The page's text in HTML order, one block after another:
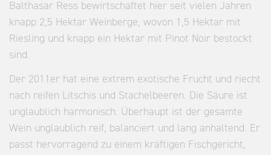
Balthasar Ress bewirtschaftet hier seit vielen Jahren
knapp 2,5 Hektar Weinberge, wovon 1,5 Hektar mit
Riesling und knapp ein Hektar mit Pinot Noir bestockt
sind.
Der 2011er hat eine extrem exotische Frucht und riecht
nach reifen Litschis und Stachelbeeren. Die Säure ist
unglaublich harmonisch. Überhaupt ist der gesamte
Wein unglaublich reif, balanciert und lang anhaltend. Er
passt hervorragend zu einem kräftigen Fischgericht,